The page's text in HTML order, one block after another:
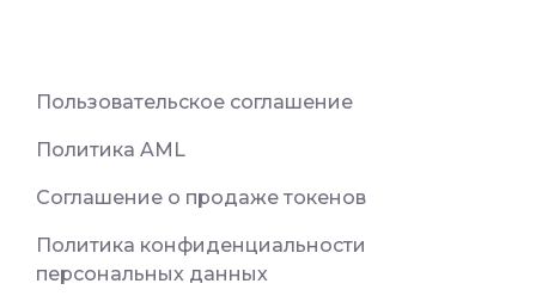
Пользовательское соглашение
Политика AML
Соглашение о продаже токенов
Политика конфиденциальности
персональных данных